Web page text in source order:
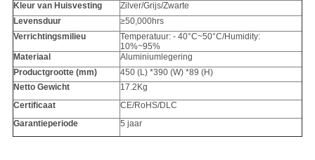
Kleur van Huisvesting
Zilver/Grijs/Zwarte
Levensduur
≥50,000hrs
Verrichtingsmilieu
Temperatuur: - 40°C~50°C/Humidity:
10%~95%
Materiaal
Aluminiumlegering
Productgrootte (mm)
450 (L) *390 (W) *89 (H)
Netto Gewicht
17.2Kg
Certificaat
CE/RoHS/DLC
Garantieperiode
5 jaar